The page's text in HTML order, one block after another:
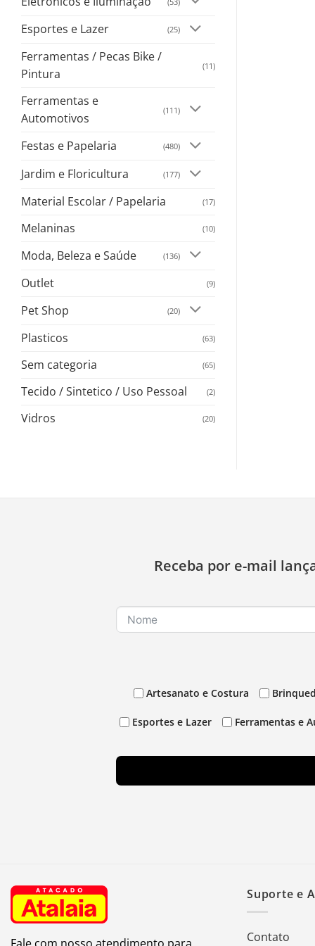
Esportes e Lazer (25)
Ferramentas / Pecas Bike /
Pintura
(11)
Ferramentas e
Automotivos
(111)
Festas e Papelaria (480)
Jardim e Floricultura (177)
Material Escolar / Papelaria (17)
Melaninas (10)
Moda, Beleza e Saúde (136)
Outlet (9)
Pet Shop (20)
Plasticos (63)
Sem categoria (65)
Tecido / Sintetico / Uso Pessoal (2)
Vidros (20)
Receba por e-mail
Artesanato e Costura
Esportes e Lazer Ferramentas e
Suporte e
Contato